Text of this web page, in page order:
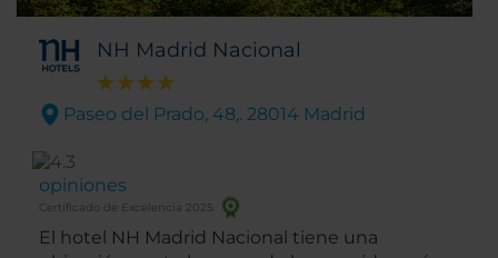
NH Madrid Nacional
Paseo del Prado, 48,. 28014 Madrid
opiniones
Certificado de Excelencia 2025
El hotel NH Madrid Nacional tiene una